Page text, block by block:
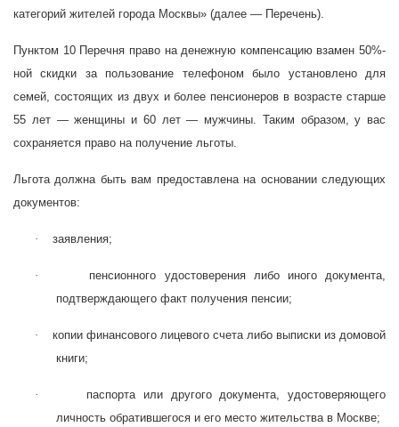
категорий жителей города Москвы» (далее — Перечень).
Пунктом 10 Перечня право на денежную компенсацию взамен 50%-
ной скидки за пользование телефоном было установлено для
семей, состоящих из двух и более пенсионеров в возрасте старше
55 лет — женщины и 60 лет — мужчины. Таким образом, у вас
сохраняется право на получение льготы.
Льгота должна быть вам предоставлена на основании следующих
документов:
· заявления;
·
пенсионного удостоверения либо иного документа,
подтверждающего факт получения пенсии;
·
копии финансового лицевого счета либо выписки из домовой
книги;
·
паспорта или другого документа, удостоверяющего
личность обратившегося и его место жительства в Москве;